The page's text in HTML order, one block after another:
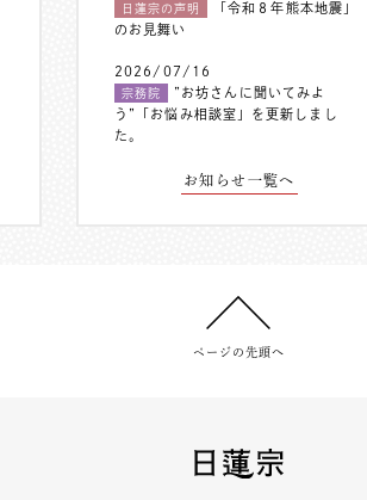
日蓮宗の声明
「令和８年熊本地震」
のお見舞い
2026/07/16
宗務院
”お坊さんに聞いてみよ
う”「お悩み相談室」を更新しまし
た。
お知らせ一覧へ
ページの先頭へ